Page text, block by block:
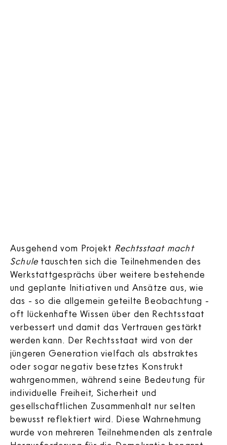
Ausgehend vom Projekt Rechtsstaat macht
Schule tauschten sich die Teilnehmenden des
Werkstattgesprächs über weitere bestehende
und geplante Initiativen und Ansätze aus, wie
das - so die allgemein geteilte Beobachtung -
oft lückenhafte Wissen über den Rechtsstaat
verbessert und damit das Vertrauen gestärkt
werden kann. Der Rechtsstaat wird von der
jüngeren Generation vielfach als abstraktes
oder sogar negativ besetztes Konstrukt
wahrgenommen, während seine Bedeutung für
individuelle Freiheit, Sicherheit und
gesellschaftlichen Zusammenhalt nur selten
bewusst reflektiert wird. Diese Wahrnehmung
wurde von mehreren Teilnehmenden als zentrale